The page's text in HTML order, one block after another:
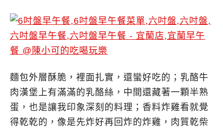
麵包外層酥脆，裡面扎實，還蠻好吃的；乳酪牛
肉漢堡上有滿滿的乳酪絲，中間還藏著一顆半熟
蛋，也是讓我印象深刻的料理；香料炸雞看就覺
得乾乾的，像是先炸好再回炸的炸雞，肉質乾柴